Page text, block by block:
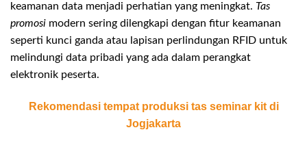
keamanan data menjadi perhatian yang meningkat. Tas
promosi modern sering dilengkapi dengan fitur keamanan
seperti kunci ganda atau lapisan perlindungan RFID untuk
melindungi data pribadi yang ada dalam perangkat
elektronik peserta.
Rekomendasi tempat produksi tas seminar kit di
Jogjakarta